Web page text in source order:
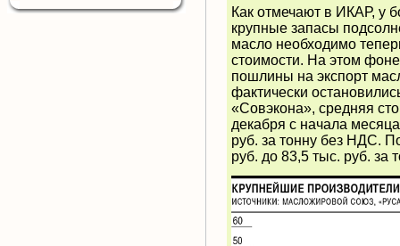
Как отмечают в ИКАР, у
крупные запасы
масло необходимо
стоимости. На этом
пошлины на экспорт
фактически
«Совэкона», средняя
декабря с начала
руб. за тонну без НДС.
руб. до 83,5 тыс. руб. за